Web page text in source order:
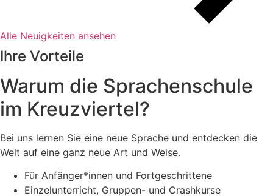
Alle Neuigkeiten ansehen
Ihre Vorteile
Warum die Sprachenschule
im Kreuzviertel?
Bei uns lernen Sie eine neue Sprache und entdecken die
Welt auf eine ganz neue Art und Weise.
Für Anfänger*innen und Fortgeschrittene
Einzelunterricht, Gruppen- und Crashkurse